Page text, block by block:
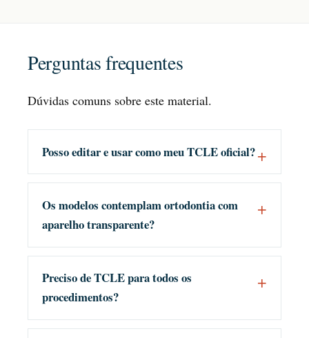
Perguntas frequentes
Dúvidas comuns sobre este material.
Posso editar e usar como meu TCLE oficial?
Os modelos contemplam ortodontia com
aparelho transparente?
Preciso de TCLE para todos os
procedimentos?